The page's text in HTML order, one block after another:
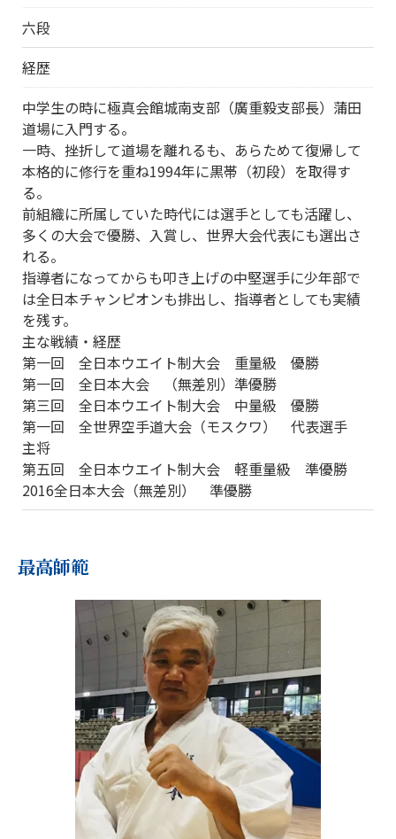
六段
経歴
中学生の時に極真会館城南支部（廣重毅支部長）蒲田
道場に入門する。
一時、挫折して道場を離れるも、あらためて復帰して
本格的に修行を重ね1994年に黒帯（初段）を取得す
る。
前組織に所属していた時代には選手としても活躍し、
多くの大会で優勝、入賞し、世界大会代表にも選出さ
れる。
指導者になってからも叩き上げの中堅選手に少年部で
は全日本チャンピオンも排出し、指導者としても実績
を残す。
主な戦績・経歴
第一回 全日本ウエイト制大会 重量級 優勝
第一回 全日本大会 （無差別）準優勝
第三回 全日本ウエイト制大会 中量級 優勝
第一回 全世界空手道大会（モスクワ） 代表選手
主将
第五回 全日本ウエイト制大会 軽重量級 準優勝
2016全日本大会（無差別） 準優勝
最高師範